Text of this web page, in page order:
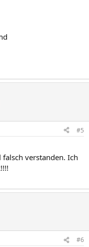
#5
verstanden. Ich
#6